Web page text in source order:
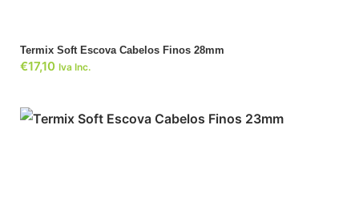
Termix Soft Escova Cabelos Finos 28mm
€17,10 Iva Inc.